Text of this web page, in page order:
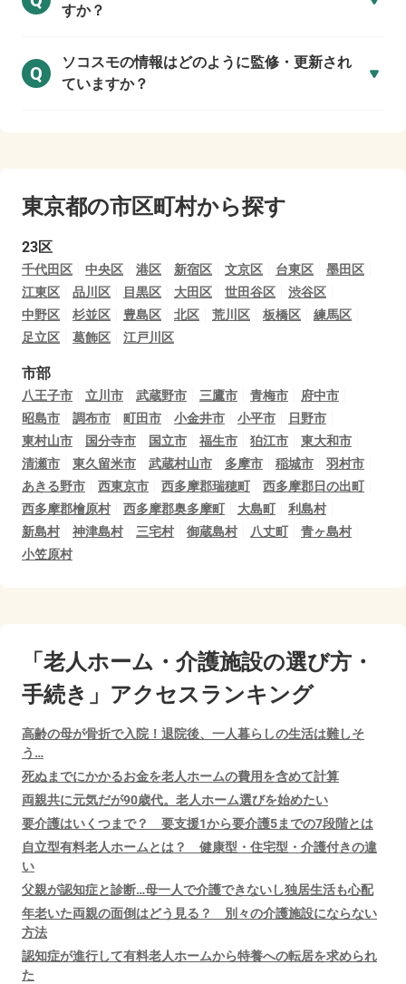
すか？
Q
ソコスモの情報はどのように監修・更新され
ていますか？
東京都の市区町村から探す
23区
千代田区 中央区 港区 新宿区 文京区 台東区
墨田区
江東区
品川区 目黒区 大田区 世田谷区
渋谷区
中野区
杉並区 豊島区 北区 荒川区 板橋区
練馬区
足立区
葛飾区 江戸川区
市部
八王子市 立川市 武蔵野市 三鷹市 青梅市
府中市
昭島市
調布市 町田市 小金井市 小平市
日野市
東村山市
国分寺市 国立市 福生市 狛江市
東大和市
清瀬市
東久留米市 武蔵村山市 多摩市 稲城市
羽村市
あきる野市
西東京市 西多摩郡瑞穂町
西多摩郡日の出町
西多摩郡檜原村
西多摩郡奥多摩町 大島町
利島村
新島村
神津島村 三宅村 御蔵島村 八丈町
青ヶ島村
小笠原村
「老人ホーム・介護施設の選び方・
手続き」アクセスランキング
高齢の母が骨折で入院！退院後、一人暮らしの生活は難しそ
う…
死ぬまでにかかるお金を老人ホームの費用を含めて計算
両親共に元気だが90歳代。老人ホーム選びを始めたい
要介護はいくつまで？ 要支援1から要介護5までの7段階とは
自立型有料老人ホームとは？ 健康型・住宅型・介護付きの違
い
父親が認知症と診断…母一人で介護できないし独居生活も心配
年老いた両親の面倒はどう見る？ 別々の介護施設にならない
方法
認知症が進行して有料老人ホームから特養への転居を求められ
た